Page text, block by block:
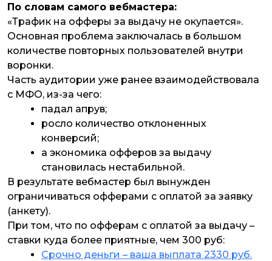
По словам самого вебмастера:
«Трафик на офферы за выдачу не окупается».
Основная проблема заключалась в большом
количестве повторных пользователей внутри
воронки.
Часть аудитории уже ранее взаимодействовала
с МФО, из-за чего:
падал апрув;
росло количество отклоненных
конверсий;
а экономика офферов за выдачу
становилась нестабильной.
В результате вебмастер был вынужден
ограничиваться офферами с оплатой за заявку
(анкету).
При том, что по офферам с оплатой за выдачу –
ставки куда более приятные, чем 300 руб:
Срочно деньги – ваша выплата 2330 руб.